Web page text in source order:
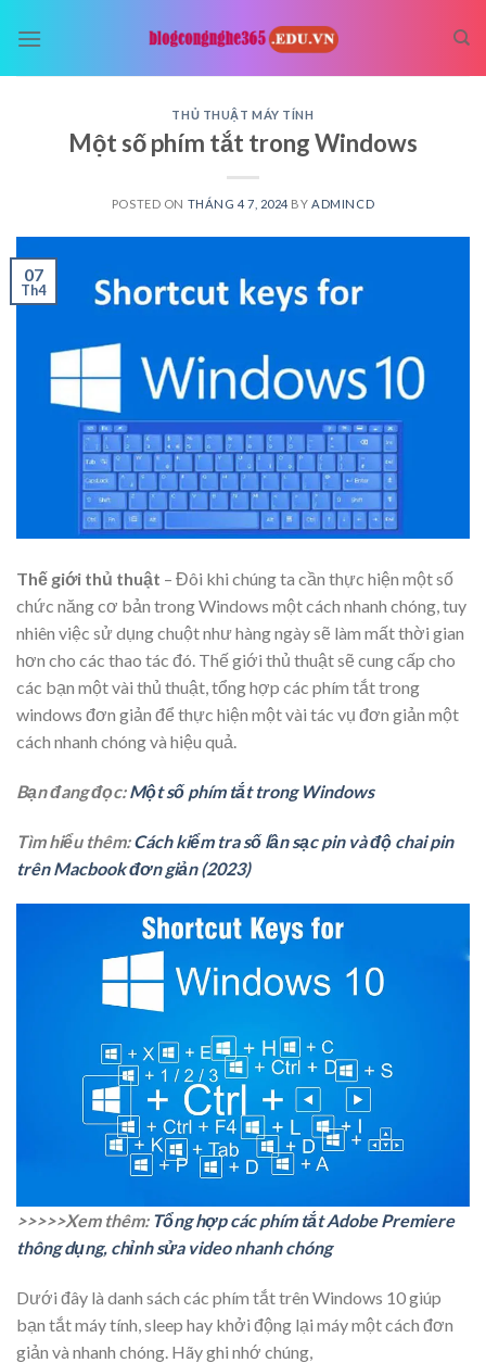
THỦ THUẬT MÁY TÍNH
Một số phím tắt trong Windows
POSTED ON THÁNG 4 7, 2024 BY ADMINCD
07
Th4
Thế giới thủ thuật – Đôi khi chúng ta cần thực hiện một số
chức năng cơ bản trong Windows một cách nhanh chóng, tuy
nhiên việc sử dụng chuột như hàng ngày sẽ làm mất thời gian
hơn cho các thao tác đó. Thế giới thủ thuật sẽ cung cấp cho
các bạn một vài thủ thuật, tổng hợp các phím tắt trong
windows đơn giản để thực hiện một vài tác vụ đơn giản một
cách nhanh chóng và hiệu quả.
Bạn đang đọc:Một số phím tắt trong Windows
Tìm hiểu thêm:Cách kiểm tra số lần sạc pin và độ chai pin
trên Macbook đơn giản (2023)
>>>>>Xem thêm: Tổng hợp các phím tắt Adobe Premiere
thông dụng, chỉnh sửa video nhanh chóng
Dưới đây là danh sách các phím tắt trên Windows 10 giúp
bạn tắt máy tính, sleep hay khởi động lại máy một cách đơn
giản và nhanh chóng. Hãy ghi nhớ chúng,